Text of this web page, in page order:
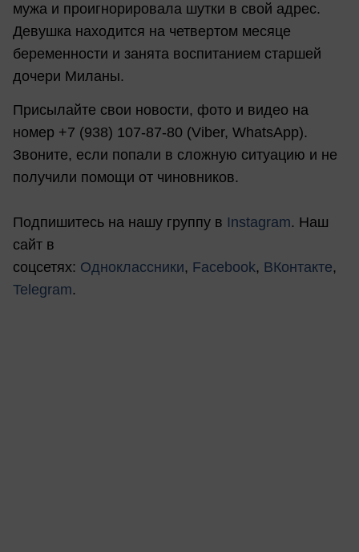
мужа и проигнорировала шутки в свой адрес.
Девушка находится на четвертом месяце
беременности и занята воспитанием старшей
дочери Миланы.
Присылайте свои новости, фото и видео на
номер +7 (938) 107-87-80 (Viber, WhatsApp).
Звоните, если попали в сложную ситуацию и не
получили помощи от чиновников.
Подпишитесь на нашу группу в Instagram. Наш
сайт в
соцсетях: Одноклассники, Facebook, ВКонтакте,
Telegram.